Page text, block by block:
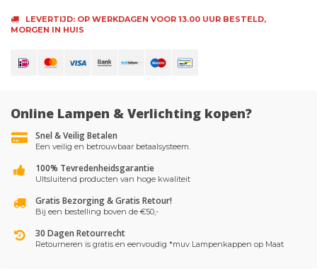
LEVERTIJD: OP WERKDAGEN VOOR 13.00 UUR BESTELD,
MORGEN IN HUIS
Online Lampen & Verlichting kopen?
Snel & Veilig Betalen
Een veilig en betrouwbaar betaalsysteem.
100% Tevredenheidsgarantie
UItsluitend producten van hoge kwaliteit
Gratis Bezorging & Gratis Retour!
Bij een bestelling boven de €50,-
30 Dagen Retourrecht
Retourneren is gratis en eenvoudig *muv Lampenkappen op Maat